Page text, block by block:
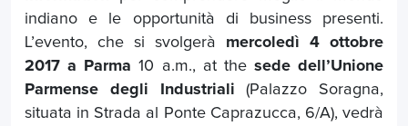
indiano e le opportunità di business presenti.
L’evento, che si svolgerà mercoledì 4 ottobre
2017 a Parma 10 a.m., at the sede dell’Unione
Parmense degli Industriali(Palazzo Soragna,
situata in Strada al Ponte Caprazucca, 6/A), vedrà